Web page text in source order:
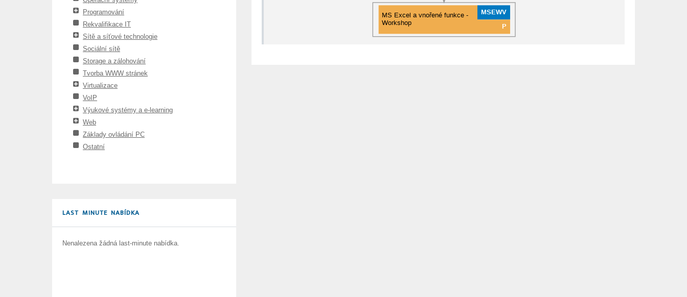
Programování
Rekvalifikace IT
Sítě a síťové technologie
Sociální sítě
Storage a zálohování
Tvorba WWW stránek
Virtualizace
VoIP
Výukové systémy a e-learning
Web
Základy ovládání PC
Ostatní
LAST MINUTE NABÍDKA
Nenalezena žádná last-minute nabídka.